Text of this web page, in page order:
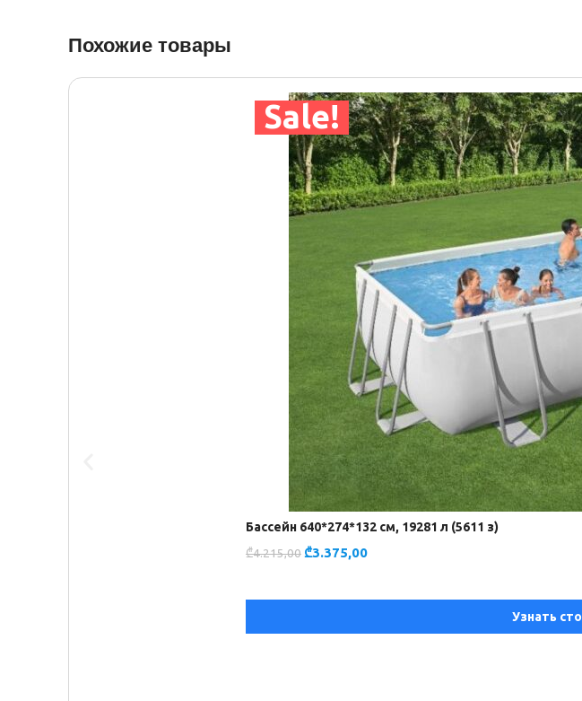
Похожие товары
Sale!
Бассейн 640*274*132 см, 19281 л (5611 з)
₾4.215,00₾3.375,00
Узнать